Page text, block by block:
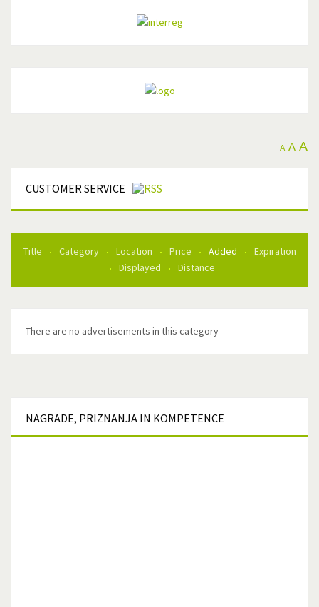
A A A
CUSTOMER SERVICE
Title Category Location Price Added
Expiration
Displayed
Distance
There are no advertisements in this category
NAGRADE, PRIZNANJA IN KOMPETENCE